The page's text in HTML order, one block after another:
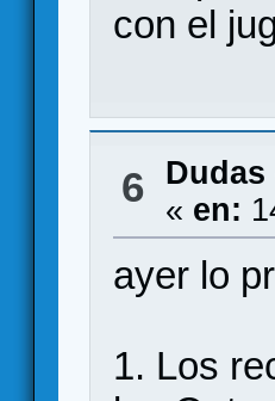
con el
6 Dudas
« en:
ayer lo
1. Los